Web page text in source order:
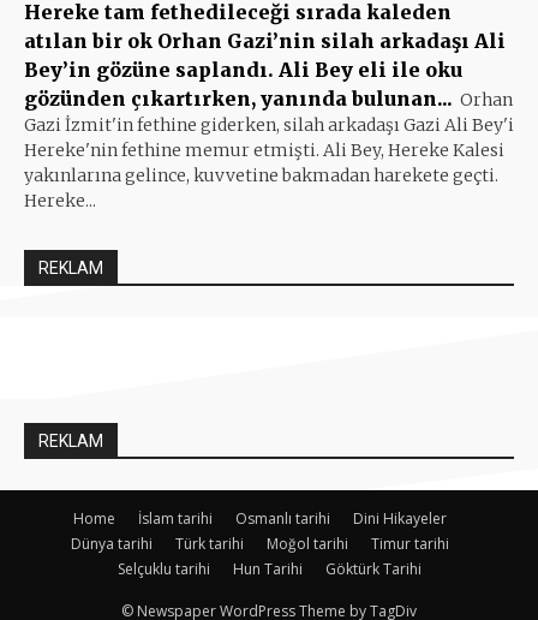
Hereke tam fethedileceği sırada kaleden
atılan bir ok Orhan Gazi’nin silah arkadaşı Ali
Bey’in gözüne saplandı. Ali Bey eli ile oku
gözünden çıkartırken, yanında bulunan... Orhan
Gazi İzmit'in fethine giderken, silah arkadaşı Gazi Ali Bey'i
Hereke'nin fethine memur etmişti. Ali Bey, Hereke Kalesi
yakınlarına gelince, kuvvetine bakmadan harekete geçti.
Hereke...
REKLAM
REKLAM
Home İslam tarihi Osmanlı tarihi
Dini Hikayeler
Dünya tarihi
Türk tarihi Moğol tarihi
Timur tarihi
Selçuklu tarihi
Hun Tarihi Göktürk Tarihi
© Newspaper WordPress Theme by TagDiv